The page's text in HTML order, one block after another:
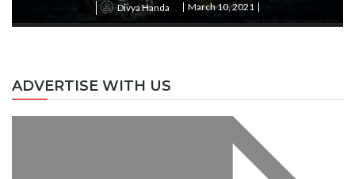
Divya Handa March 10, 2021
ADVERTISE WITH US